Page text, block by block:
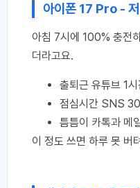
아이폰 17 Pro -
아침 7시에 100% 충전
더라고요.
출퇴근 유튜브 1
점심시간 SNS
틈틈이 카톡과 메
이 정도 쓰면 하루 못 버